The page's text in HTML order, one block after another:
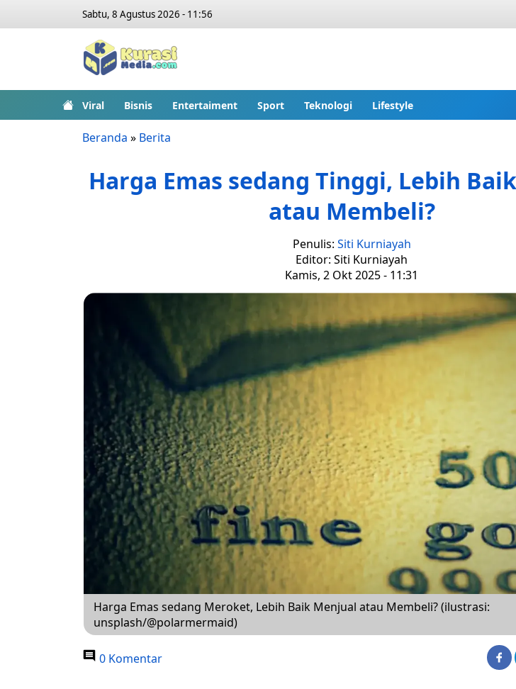
Sabtu, 8 Agustus 2026 - 11:56
Viral Bisnis Entertaiment Sport Teknologi Lifestyle
Beranda » Berita
Harga Emas sedang Tinggi, Lebih
atau Membeli?
Penulis: Siti Kurniayah
Editor: Siti Kurniayah
Kamis, 2 Okt 2025 - 11:31
Harga Emas sedang Meroket, Lebih Baik Menjual atau Membeli? (ilustrasi:
unsplash/@polarmermaid)
0 Komentar